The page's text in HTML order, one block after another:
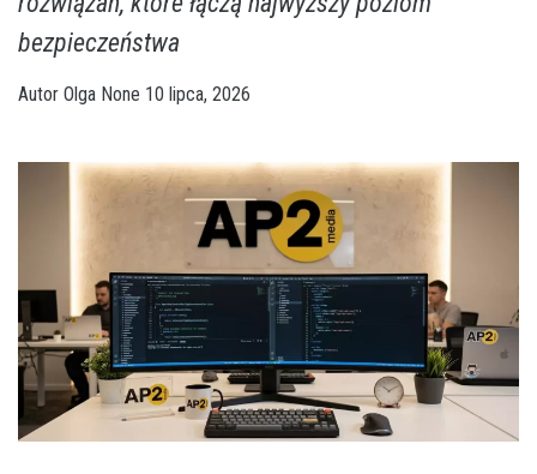
bezpieczeństwa
Autor Olga None 10 lipca, 2026